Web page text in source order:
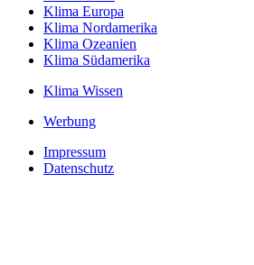
Klima Europa
Klima Nordamerika
Klima Ozeanien
Klima Südamerika
Klima Wissen
Werbung
Impressum
Datenschutz